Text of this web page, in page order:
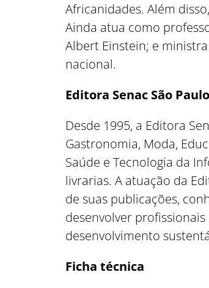
Africanidades. Além
Ainda atua como
Albert Einstein; e
nacional.
Editora Senac São Paulo
Desde 1995, a Editora
Gastronomia, Moda,
Saúde e Tecnologia da
livrarias. A atuação da
de suas publicações,
desenvolver
desenvolvimento
Ficha técnica